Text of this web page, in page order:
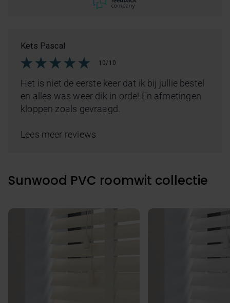
Kets Pascal
10/10
Het is niet de eerste keer dat ik bij jullie bestel
en alles was weer dik in orde! En afmetingen
kloppen zoals gevraagd.
Lees meer reviews
Sunwood PVC roomwit collectie